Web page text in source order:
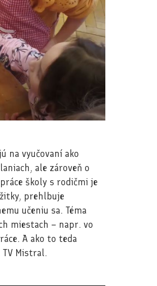
na vyučovaní ako
ale zároveň o
školy s rodičmi je
prehlbuje
učeniu sa. Téma
miestach – napr. vo
A ako to teda
Mistral.